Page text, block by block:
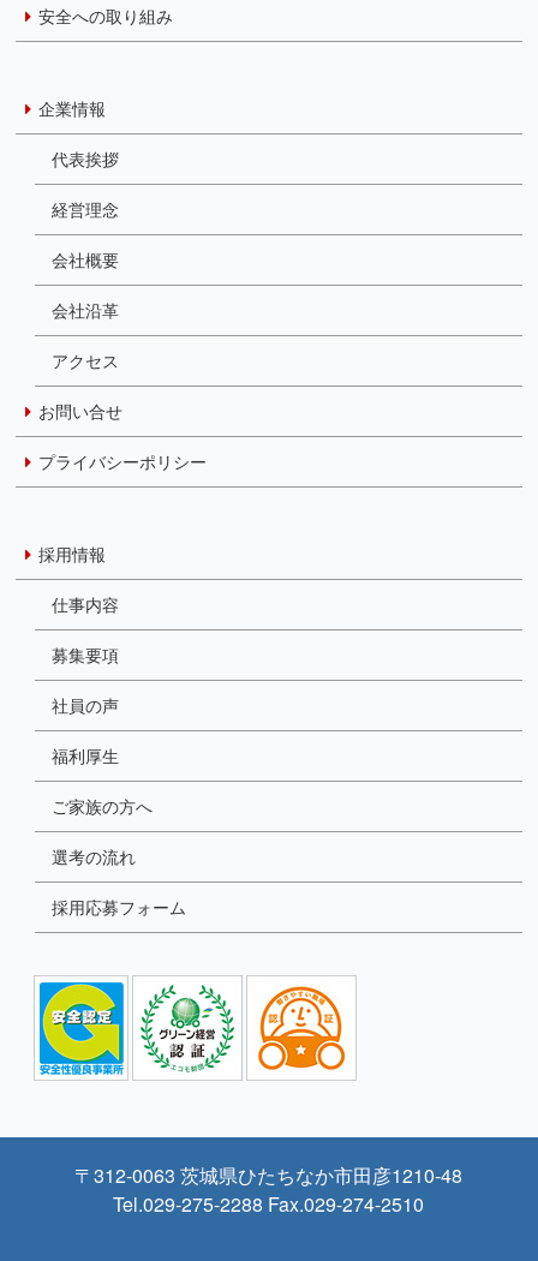
安全への取り組み
企業情報
代表挨拶
経営理念
会社概要
会社沿革
アクセス
お問い合せ
プライバシーポリシー
採用情報
仕事内容
募集要項
社員の声
福利厚生
ご家族の方へ
選考の流れ
採用応募フォーム
〒312-0063 茨城県ひたちなか市田彦1210-48
Tel.029-275-2288 Fax.029-274-2510